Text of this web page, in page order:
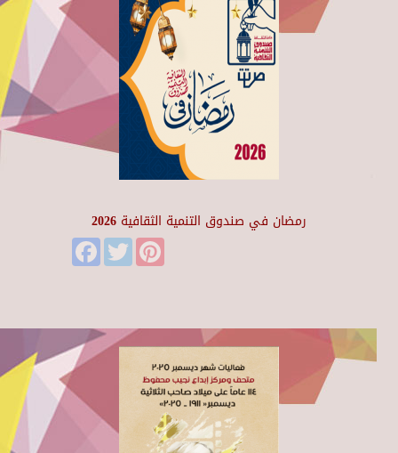
رمضان في صندوق التنمية الثقافية 2026
FacebookTwitter